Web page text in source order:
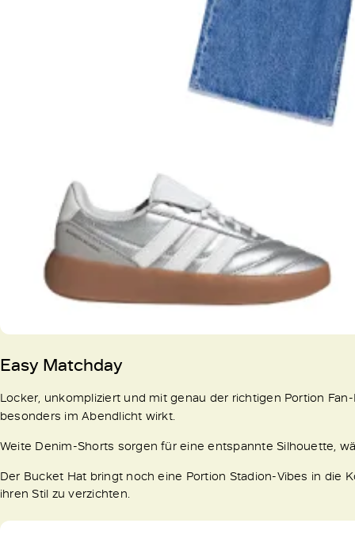
Easy Matchday
Locker, unkompliziert und mit genau der richtigen Portion
besonders im Abendlicht wirkt.
Weite Denim-Shorts sorgen für eine entspannte Silhouette,
Der Bucket Hat bringt noch eine Portion Stadion-Vibes in die
ihren Stil zu verzichten.